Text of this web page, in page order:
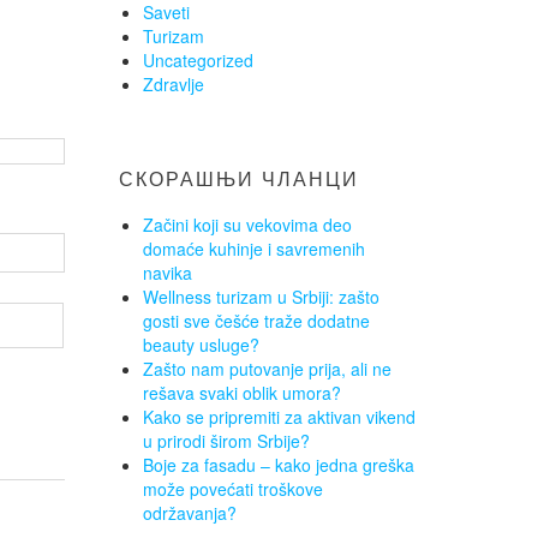
Saveti
Turizam
Uncategorized
Zdravlje
СКОРАШЊИ ЧЛАНЦИ
Začini koji su vekovima deo
domaće kuhinje i savremenih
navika
Wellness turizam u Srbiji: zašto
gosti sve češće traže dodatne
beauty usluge?
Zašto nam putovanje prija, ali ne
rešava svaki oblik umora?
Kako se pripremiti za aktivan vikend
u prirodi širom Srbije?
Boje za fasadu – kako jedna greška
može povećati troškove
održavanja?